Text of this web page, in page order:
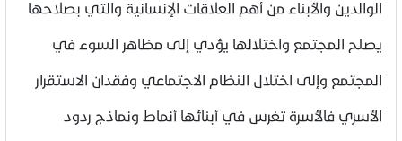
الوالدين والأبناء من أهم العلاقات الإنسانية والتي بصلاحها
يصلح المجتمع واختلالها يؤدي إلى مظاهر السوء في
المجتمع وإلى اختلال النظام الاجتماعي وفقدان الاستقرار
الأسري فالأسرة تغرس في أبنائها أنماط ونماذج ردود